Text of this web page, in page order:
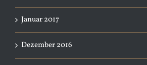
Januar 2017
Dezember 2016